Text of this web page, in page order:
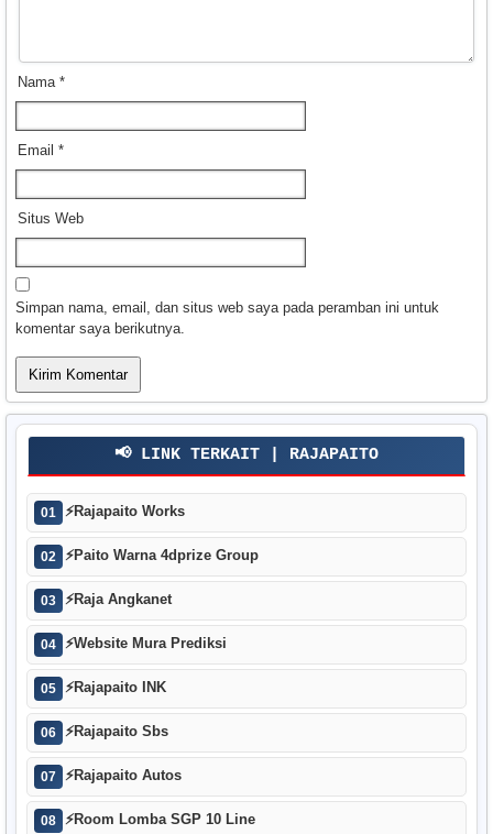
Nama *
Email *
Situs Web
Simpan nama, email, dan situs web saya pada peramban ini untuk
komentar saya berikutnya.
📢 LINK TERKAIT | RAJAPAITO
01 ⚡Rajapaito Works
02 ⚡Paito Warna 4dprize Group
03 ⚡Raja Angkanet
04 ⚡Website Mura Prediksi
05 ⚡Rajapaito INK
06 ⚡Rajapaito Sbs
07 ⚡Rajapaito Autos
08 ⚡Room Lomba SGP 10 Line